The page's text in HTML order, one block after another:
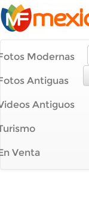
Modernas
Antiguas
Antiguos
Venta